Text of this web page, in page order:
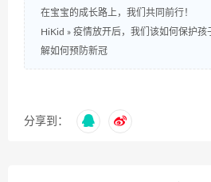
在宝宝的成长路上，我们共同前行！
HiKid » 疫情放开后，我们该如何保护孩
解如何预防新冠
分享到：